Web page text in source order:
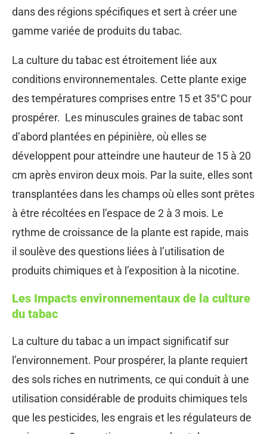
dans des régions spécifiques et sert à créer une
gamme variée de produits du tabac.
La culture du tabac est étroitement liée aux
conditions environnementales. Cette plante exige
des températures comprises entre 15 et 35°C pour
prospérer. Les minuscules graines de tabac sont
d’abord plantées en pépinière, où elles se
développent pour atteindre une hauteur de 15 à 20
cm après environ deux mois. Par la suite, elles sont
transplantées dans les champs où elles sont prêtes
à être récoltées en l’espace de 2 à 3 mois. Le
rythme de croissance de la plante est rapide, mais
il soulève des questions liées à l’utilisation de
produits chimiques et à l’exposition à la nicotine.
Les Impacts environnementaux de la culture
du tabac
La culture du tabac a un impact significatif sur
l’environnement. Pour prospérer, la plante requiert
des sols riches en nutriments, ce qui conduit à une
utilisation considérable de produits chimiques tels
que les pesticides, les engrais et les régulateurs de